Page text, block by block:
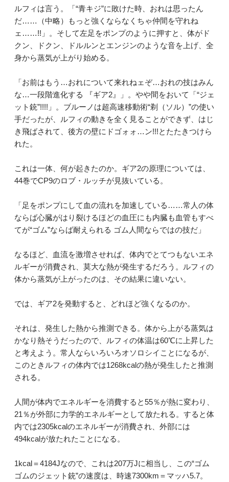
ルフィは言う。「“青キジ”に敗けた時、おれは思ったん
だ……（中略）もっと強くならなくちゃ仲間を守れね
ェ……!!」。そして左足をポンプのように押すと、体がド
クン、ドクン、ドルルンとエンジンのような音を上げ、全
身から蒸気が上がり始める。
「お前はもう…おれについて来れねェぞ…おれの技はみん
な…一段階進化する 『ギア2』」。やや間をおいて「“ジェ
ット銃”!!!!」。ブルーノは超高速移動術“剃（ソル）”の使い
手だったが、ルフィの動きを全く見ることができず、はじ
き飛ばされて、後方の壁にドゴォォ…ン!!!とたたきつけら
れた。
これは一体、何が起きたのか。ギア2の原理については、
44巻でCP9のロブ・ルッチが見抜いている。
「足をポンプにして血の流れを加速している……常人の体
ならば心臓がはり裂けるほどの血圧にも内臓も血管もすべ
てが“ゴム”ならば耐えられる ゴム人間ならではの技だ」
なるほど、血流を激増させれば、体内でとてつもないエネ
ルギーが消費され、莫大な熱が発生するだろう。ルフィの
体から蒸気が上がったのは、その結果に違いない。
では、ギア2を発動すると、どれほど強くなるのか。
それは、発生した熱から推測できる。体から上がる蒸気は
かなり熱そうだったので、ルフィの体温は60℃に上昇した
と考えよう。常人ならいろいろオソロシイことになるが、
このときルフィの体内では1268kcalの熱が発生したと推測
される。
人間が体内でエネルギーを消費すると55％が熱に変わり、
21％が外部に力学的エネルギーとして放たれる。すると体
内では2305kcalのエネルギーが消費され、外部には
494kcalが放たれたことになる。
1kcal＝4184Jなので、これは207万Jに相当し、この“ゴム
ゴムのジェット銃”の速度は、時速7300km＝マッハ5.7。